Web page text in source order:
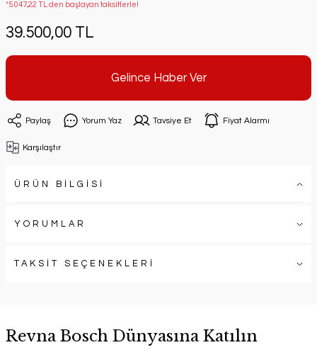
*5.047,22 TL den başlayan taksitlerle!
39.500,00 TL
Gelince Haber Ver
Paylaş Yorum Yaz Tavsiye Et Fiyat Alarmı
Karşılaştır
ÜRÜN BİLGİSİ
YORUMLAR
TAKSİT SEÇENEKLERİ
Revna Bosch Dünyasına Katılın